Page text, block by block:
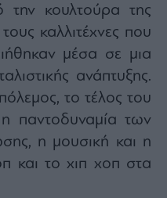
την κουλτούρα της
καλλιτέχνες που
μέσα σε μια
ανάπτυξης.
το τέλος του
παντοδυναμία των
η μουσική και η
και το χιπ χοπ στα